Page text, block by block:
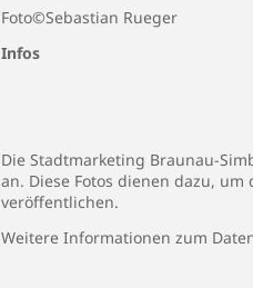
Foto©Sebastian Rueger
Infos
Die Stadtmarketing Braunau-
an. Diese Fotos dienen dazu,
veröffentlichen.
Weitere Informationen zum